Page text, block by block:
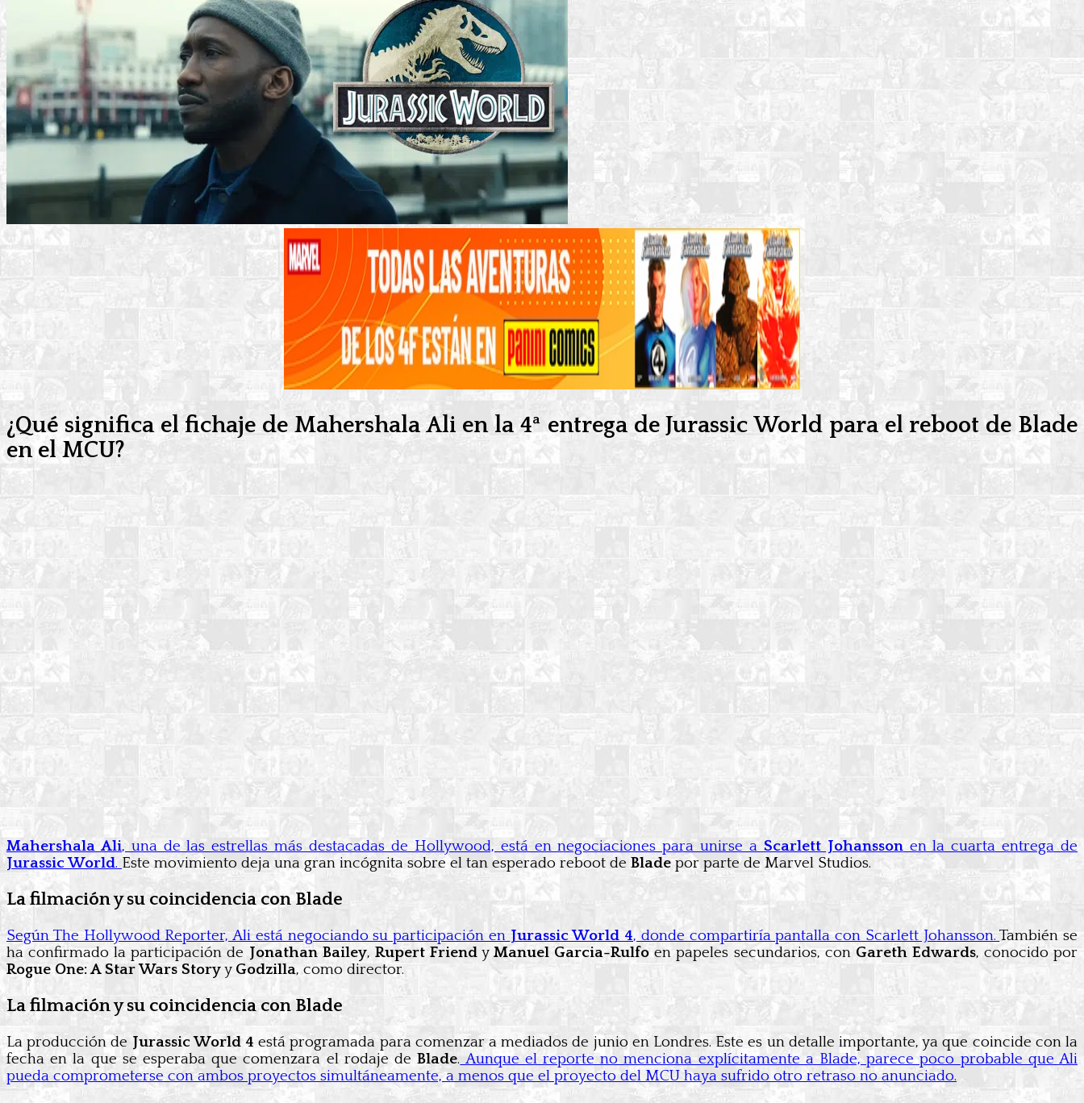
¿Qué significa el fichaje de Mahershala Ali en la 4ª entrega de Jurassic World para el reboot de Blade
en el MCU?
Mahershala Ali, una de las estrellas más destacadas de Hollywood, está en negociaciones para unirse a Scarlett Johanssonen la cuarta entrega de
Jurassic World. Este movimiento deja una gran incógnita sobre el tan esperado reboot de Blade por parte de Marvel Studios.
La filmación y su coincidencia con Blade
Según The Hollywood Reporter, Ali está negociando su participación en Jurassic World 4, donde compartiría pantalla con Scarlett Johansson.También se
ha confirmado la participación de Jonathan Bailey, Rupert FriendyManuel Garcia-Rulfo en papeles secundarios, con Gareth Edwards, conocido por
Rogue One: A Star Wars Storyy Godzilla, como director.
La filmación y su coincidencia con Blade
La producción de Jurassic World 4 está programada para comenzar a mediados de junio en Londres. Este es un detalle importante, ya que coincide con la
fecha en la que se esperaba que comenzara el rodaje deBlade. Aunque el reporte no menciona explícitamente a Blade, parece poco probable que Ali
pueda comprometerse con ambos proyectos simultáneamente, a menos que el proyecto del MCU haya sufrido otro retraso no anunciado.